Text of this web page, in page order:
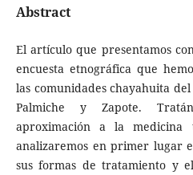
Abstract
El artículo que presentamos
encuesta etnográfica que
las comunidades chayahuita
Palmiche y Zapote.
aproximación a la medicina
analizaremos en primer lugar
sus formas de tratamiento y